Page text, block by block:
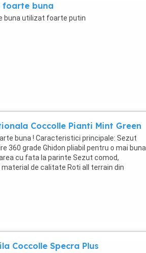
foarte buna
buna utilizat foarte putin
Coccolle Pianti Mint Green
buna ! Caracteristici principale: Sezut
360 grade Ghidon pliabil pentru o mai buna
cu fata la parinte Sezut comod,
de calitate Roti all terrain din
Coccolle Specra Plus